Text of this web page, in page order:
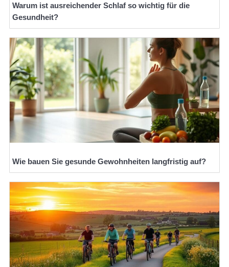
Warum ist ausreichender Schlaf so wichtig für die
Gesundheit?
Wie bauen Sie gesunde Gewohnheiten langfristig auf?